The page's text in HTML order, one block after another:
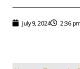
July 9, 2024 2:36